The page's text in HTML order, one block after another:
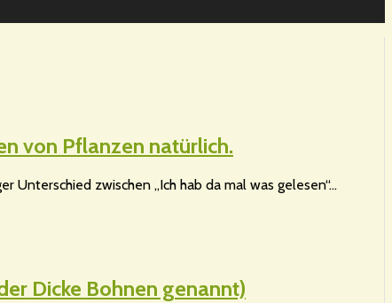
von Pflanzen natürlich.
zwischen „Ich hab da mal was gelesen“…
Dicke Bohnen genannt)